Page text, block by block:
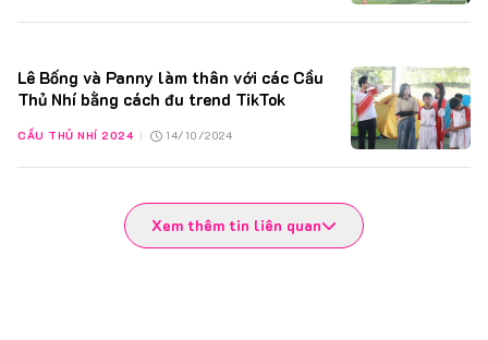
Lê Bống và Panny làm thân với các Cầu
Thủ Nhí bằng cách đu trend TikTok
CẦU THỦ NHÍ 2024 14/10/2024
Xem thêm tin liên quan